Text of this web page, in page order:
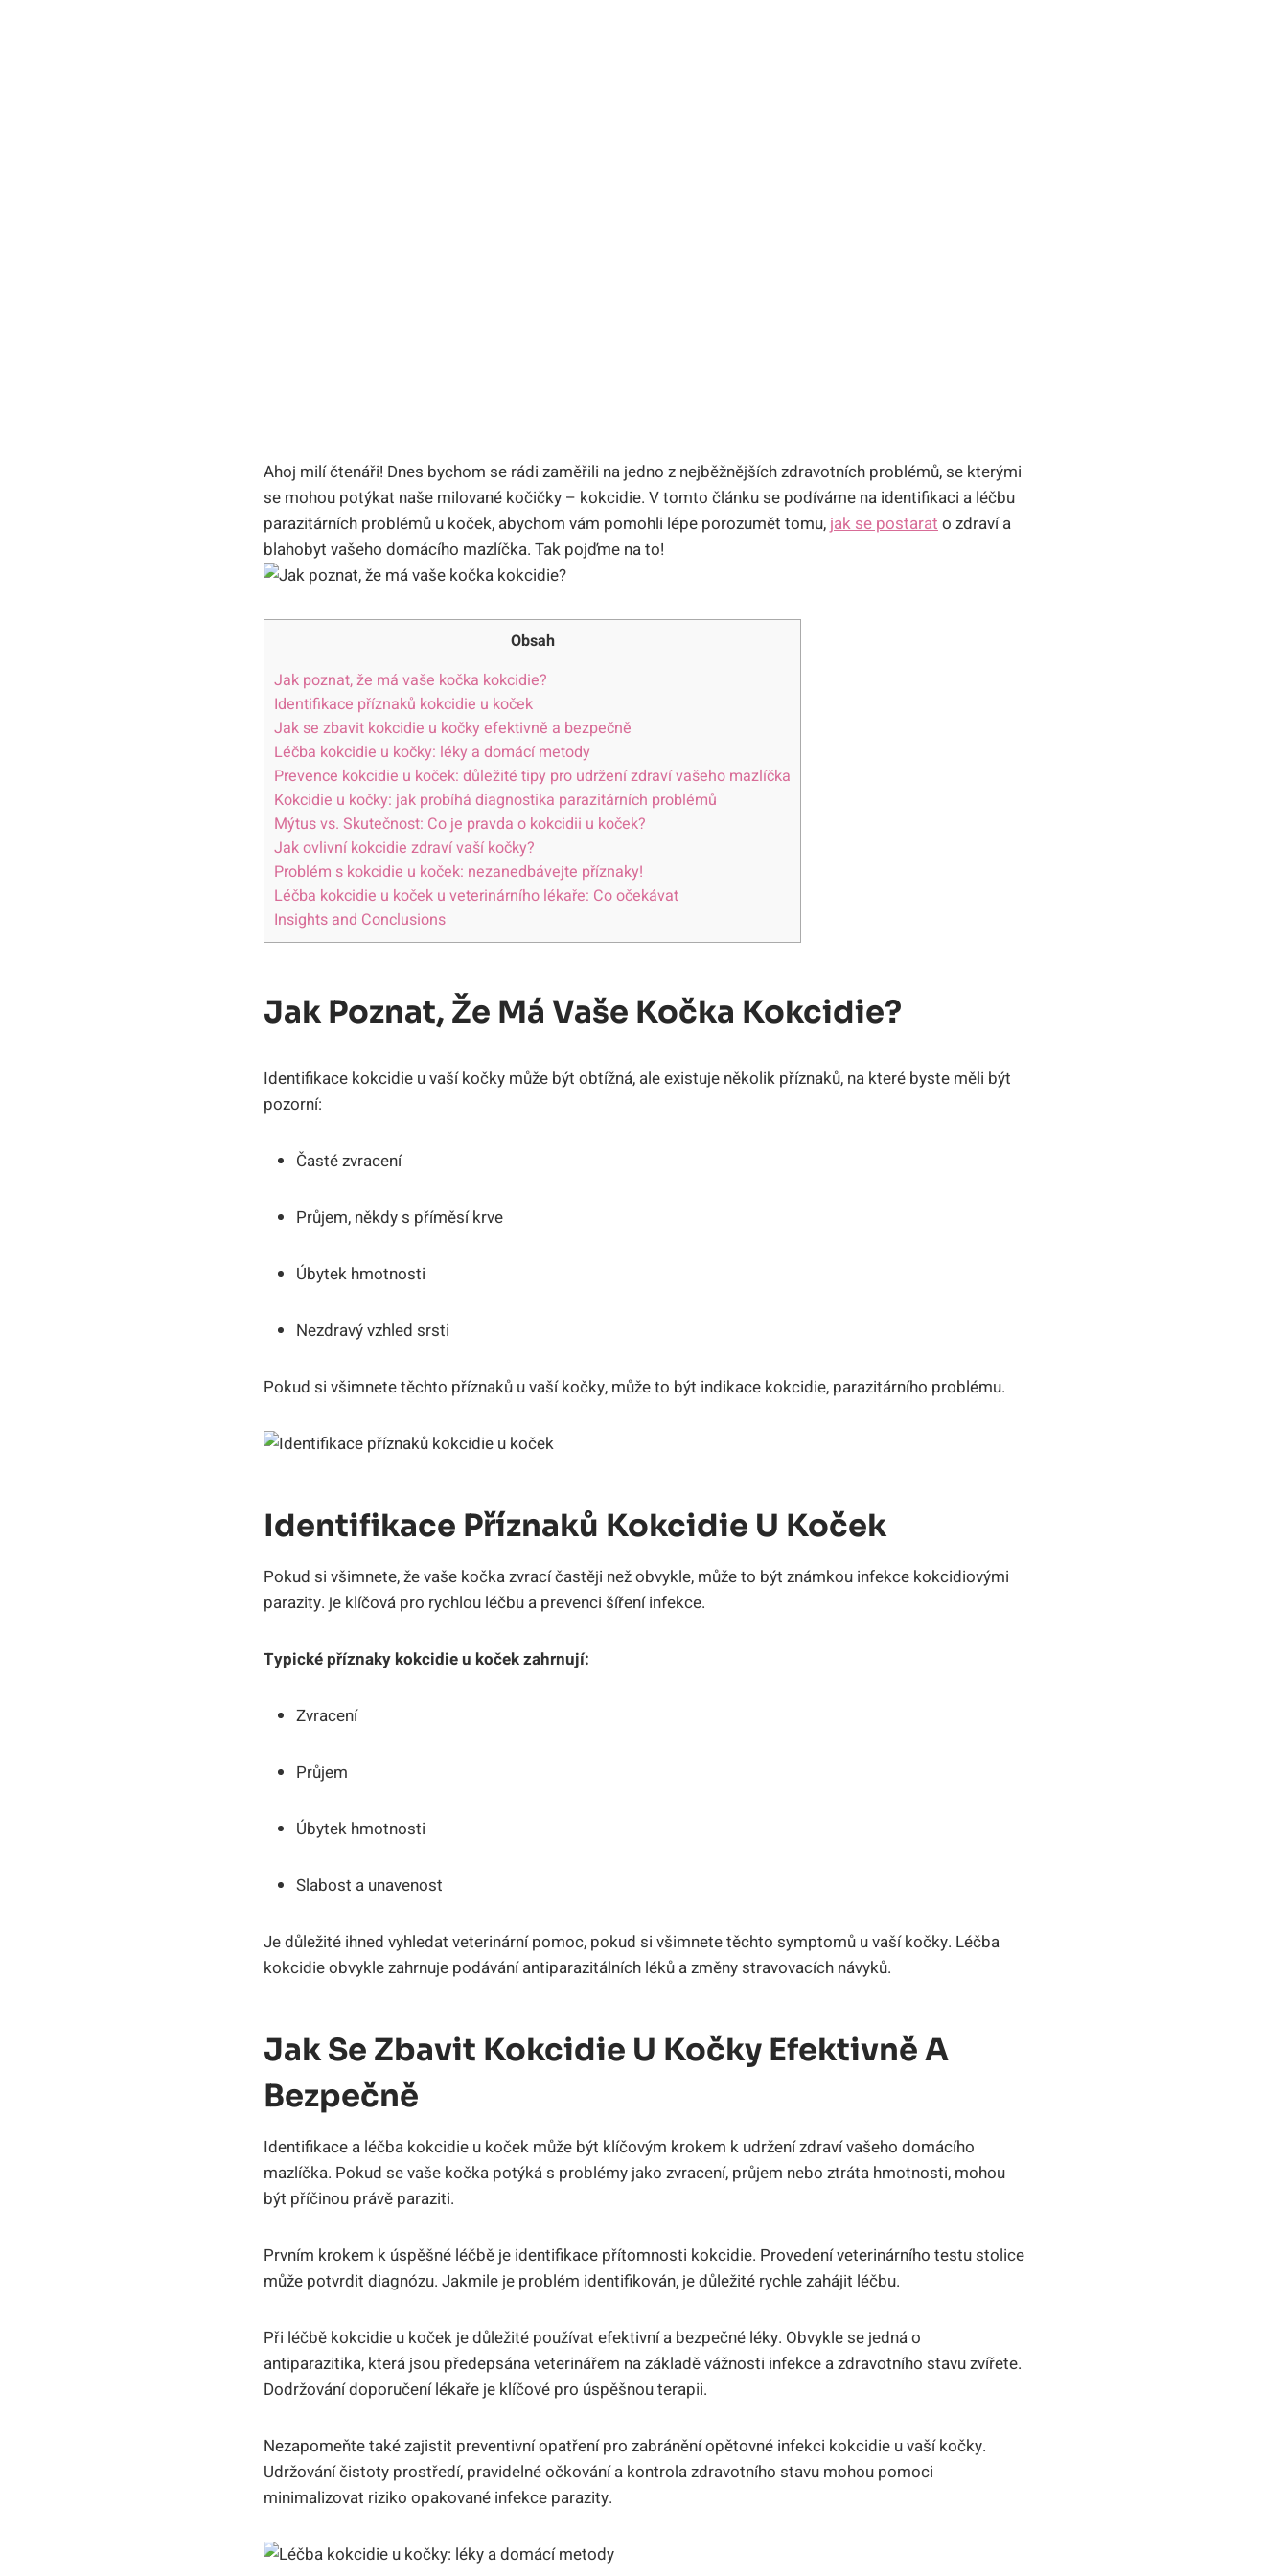
Ahoj milí čtenáři! Dnes bychom se rádi zaměřili na jedno z nejběžnějších zdravotních problémů, se kterými
se mohou potýkat naše milované kočičky – kokcidie. V tomto článku se podíváme na identifikaci a léčbu
parazitárních problémů u koček, abychom vám pomohli lépe porozumět tomu, jak se postarato zdraví a
blahobyt vašeho domácího mazlíčka. Tak pojďme na to!
Obsah
Jak poznat, že má vaše kočka kokcidie?
Identifikace příznaků kokcidie u koček
Jak se zbavit kokcidie u kočky efektivně a bezpečně
Léčba kokcidie u kočky: léky a domácí metody
Prevence kokcidie u koček: důležité tipy pro udržení zdraví vašeho mazlíčka
Kokcidie u kočky: jak probíhá diagnostika parazitárních problémů
Mýtus vs. Skutečnost: Co je pravda o kokcidii u koček?
Jak ovlivní kokcidie zdraví vaší kočky?
Problém s kokcidie u koček: nezanedbávejte příznaky!
Léčba kokcidie u koček u veterinárního lékaře: Co očekávat
Insights and Conclusions
Jak Poznat, Že Má Vaše Kočka Kokcidie?
Identifikace kokcidie u vaší kočky může být obtížná, ale existuje několik příznaků, na které byste měli být
pozorní:
Časté zvracení
Průjem, někdy s příměsí krve
Úbytek hmotnosti
Nezdravý vzhled srsti
Pokud si všimnete těchto příznaků u vaší kočky, může to být indikace kokcidie, parazitárního problému.
Identifikace Příznaků Kokcidie U Koček
Pokud si všimnete, že vaše kočka zvrací častěji než obvykle, může to být známkou infekce kokcidiovými
parazity. je klíčová pro rychlou léčbu a prevenci šíření infekce.
Typické příznaky kokcidie u koček zahrnují:
Zvracení
Průjem
Úbytek hmotnosti
Slabost a unavenost
Je důležité ihned vyhledat veterinární pomoc, pokud si všimnete těchto symptomů u vaší kočky. Léčba
kokcidie obvykle zahrnuje podávání antiparazitálních léků a změny stravovacích návyků.
Jak Se Zbavit Kokcidie U Kočky Efektivně A
Bezpečně
Identifikace a léčba kokcidie u koček může být klíčovým krokem k udržení zdraví vašeho domácího
mazlíčka. Pokud se vaše kočka potýká s problémy jako zvracení, průjem nebo ztráta hmotnosti, mohou
být příčinou právě paraziti.
Prvním krokem k úspěšné léčbě je identifikace přítomnosti kokcidie. Provedení veterinárního testu stolice
může potvrdit diagnózu. Jakmile je problém identifikován, je důležité rychle zahájit léčbu.
Při léčbě kokcidie u koček je důležité používat efektivní a bezpečné léky. Obvykle se jedná o
antiparazitika, která jsou předepsána veterinářem na základě vážnosti infekce a zdravotního stavu zvířete.
Dodržování doporučení lékaře je klíčové pro úspěšnou terapii.
Nezapomeňte také zajistit preventivní opatření pro zabránění opětovné infekci kokcidie u vaší kočky.
Udržování čistoty prostředí, pravidelné očkování a kontrola zdravotního stavu mohou pomoci
minimalizovat riziko opakované infekce parazity.